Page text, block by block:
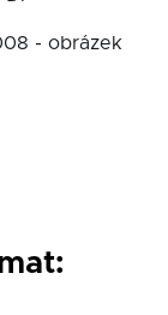
- obrázek